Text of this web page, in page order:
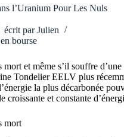
l’Uranium Pour Les Nuls
écrit par Julien
bourse
mort et même s’il souffre
Tondelier EELV plus
la plus décarbonée
croissante et constante
mort